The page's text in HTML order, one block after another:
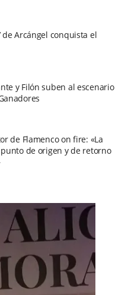
de Arcángel conquista el
y Filón suben al escenario
de Flamenco on fire: «La
de origen y de retorno